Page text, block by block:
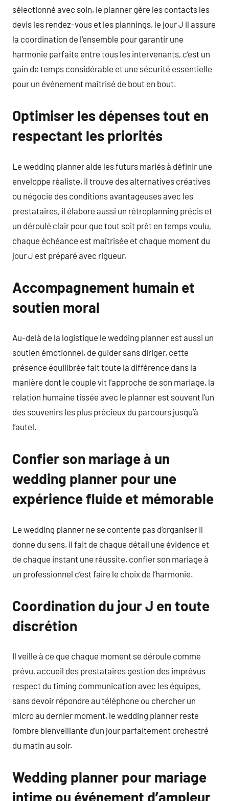
sélectionné avec soin, le planner gère les contacts les
devis les rendez-vous et les plannings, le jour J il assure
la coordination de l’ensemble pour garantir une
harmonie parfaite entre tous les intervenants, c’est un
gain de temps considérable et une sécurité essentielle
pour un événement maîtrisé de bout en bout.
Optimiser les dépenses tout en
respectant les priorités
Le wedding planner aide les futurs mariés à définir une
enveloppe réaliste, il trouve des alternatives créatives
ou négocie des conditions avantageuses avec les
prestataires, il élabore aussi un rétroplanning précis et
un déroulé clair pour que tout soit prêt en temps voulu,
chaque échéance est maîtrisée et chaque moment du
jour J est préparé avec rigueur.
Accompagnement humain et
soutien moral
Au-delà de la logistique le wedding planner est aussi un
soutien émotionnel, de guider sans diriger, cette
présence équilibrée fait toute la différence dans la
manière dont le couple vit l’approche de son mariage, la
relation humaine tissée avec le planner est souvent l’un
des souvenirs les plus précieux du parcours jusqu’à
l’autel.
Confier son mariage à un
wedding planner pour une
expérience fluide et mémorable
Le wedding planner ne se contente pas d’organiser il
donne du sens, il fait de chaque détail une évidence et
de chaque instant une réussite, confier son mariage à
un professionnel c’est faire le choix de l’harmonie.
Coordination du jour J en toute
discrétion
Il veille à ce que chaque moment se déroule comme
prévu, accueil des prestataires gestion des imprévus
respect du timing communication avec les équipes,
sans devoir répondre au téléphone ou chercher un
micro au dernier moment, le wedding planner reste
l’ombre bienveillante d’un jour parfaitement orchestré
du matin au soir.
Wedding planner pour mariage
intime ou événement d’ampleur